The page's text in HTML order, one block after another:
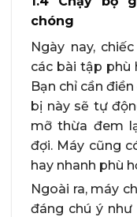
chóng
Ngày nay,
các bài tập phù
Bạn chỉ cần
bị này sẽ tự
mỡ thừa đem
đợi. Máy cũng
hay nhanh phù
Ngoài ra, máy
đáng chú ý